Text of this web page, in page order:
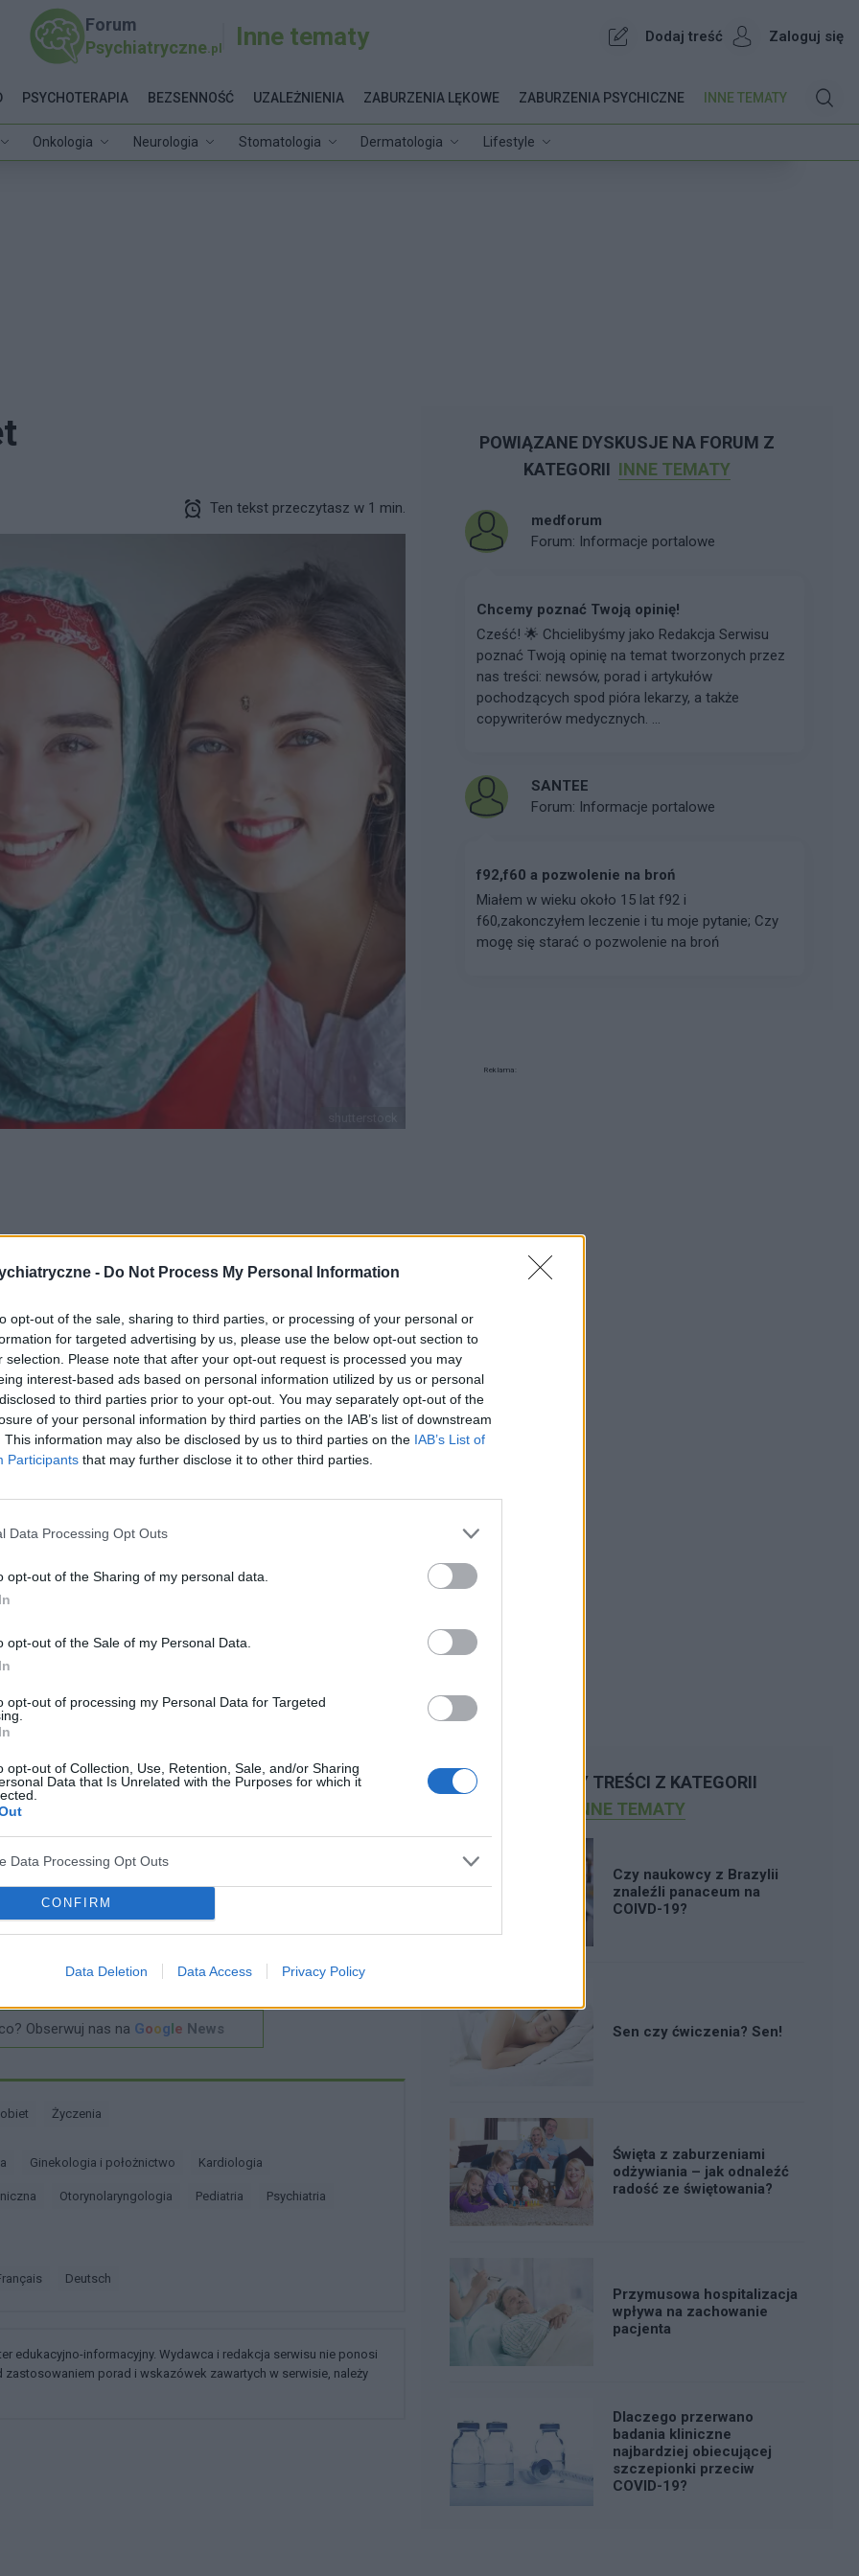
- Do Not Process My Personal Information
opt-out of the sale, sharing to third parties, or processing of your personal or
for targeted advertising by us, please use the below opt-out section to
selection. Please note that after your opt-out request is processed you may
interest-based ads based on personal information utilized by us or personal
to third parties prior to your opt-out. You may separately opt-out of the
of your personal information by third parties on the IAB’s list of downstream
This information may also be disclosed by us to third parties on the IAB’s List of
Participants that may further disclose it to other third parties.
Data Processing Opt Outs
opt-out of the Sharing of my personal data.
opt-out of the Sale of my Personal Data.
opt-out of processing my Personal Data for Targeted
opt-out of Collection, Use, Retention, Sale, and/or Sharing
Data that Is Unrelated with the Purposes for which it
Data Processing Opt Outs
CONFIRM
Data Deletion Data Access Privacy Policy
Forum
Psychiatryczne .pl Inne tematy Dodaj treść Zaloguj się
Onkologia Neurologia Stomatologia Dermatologia Lifestyle
PSYCHOTERAPIA BEZSENNOŚĆ UZALEŻNIENIA ZABURZENIA LĘKOWE ZABURZENIA PSYCHICZNE INNE TEMATY
Ten tekst przeczytasz w 1 min.
Kobiet pragniemy złożyć Wam najlepsze
. Chcemy, by wszelkie urazy i schorzenia, o
a informacje czerpane z naszego portalu
wiedzy. Tym z kolei, które borykają się z
najszybszego powrotu do formy.
gruncie zawodowym, jak i rodzinnym oraz
i nierzeczywiste – marzenia.
dniem nabierajcie coraz większej ochoty na
Udostępnij go na Facebooku?
Obserwuj nas na Google News
życzenia
Ginekologia i położnictwo Kardiologia
Otorynolaryngologia Pediatria Psychiatria
français deutsch
edukacyjno-informacyjny. Wydawca i redakcja serwisu nie ponosi
porad i wskazówek zawartych w serwisie, należy
POWIĄZANE DYSKUSJE NA FORUM Z
KATEGORII INNE TEMATY
medforum
Forum: Informacje portalowe
Chcemy poznać Twoją opinię!
Cześć! 🌟 Chcielibyśmy jako Redakcja Serwisu
poznać Twoją opinię na temat tworzonych przez
nas treści: newsów, porad i artykułów
pochodzących spod pióra lekarzy, a także
copywriterów medycznych. ...
SANTEE
Forum: Informacje portalowe
f92,f60 a pozwolenie na broń
Miałem w wieku około 15 lat f92 i
f60,zakonczyłem leczenie i tu moje pytanie; Czy
mogę się starać o pozwolenie na broń
Reklama:
POLECAMY TREŚCI Z KATEGORII
INNE TEMATY
Czy naukowcy z Brazylii
znaleźli panaceum na
COIVD-19?
Sen czy ćwiczenia? Sen!
Święta z zaburzeniami
odżywiania – jak odnaleźć
radość ze świętowania?
Przymusowa hospitalizacja
wpływa na zachowanie
pacjenta
Dlaczego przerwano
badania kliniczne
najbardziej obiecującej
szczepionki przeciw
COVID-19?